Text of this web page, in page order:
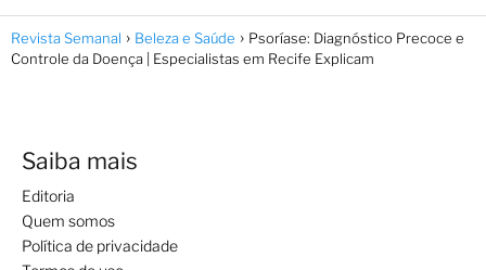
Revista Semanal Beleza e Saúde
Psoríase: Diagnóstico Precoce e
Controle da Doença | Especialistas em Recife Explicam
Saiba mais
Editoria
Quem somos
Política de privacidade